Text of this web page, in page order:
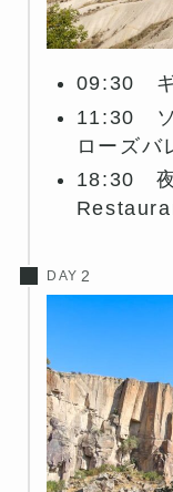
09:30 ギ
11:30
ローズバ
18:30 夜
DAY